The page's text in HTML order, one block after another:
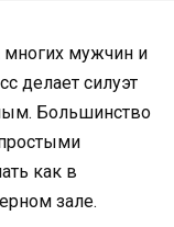
многих мужчин и
делает силуэт
Большинство
как в
зале.